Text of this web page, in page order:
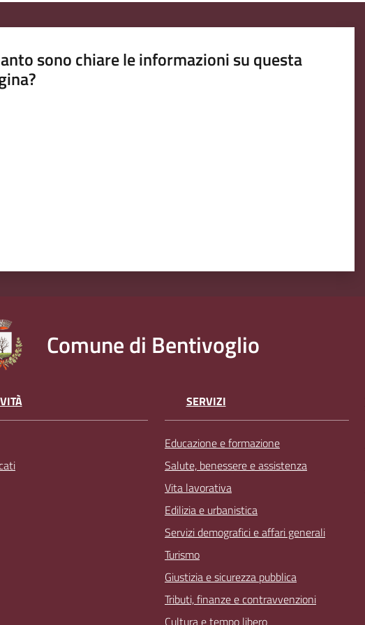
sono chiare le informazioni su questa
Comune di Bentivoglio
SERVIZI
Educazione e formazione
Salute, benessere e assistenza
Vita lavorativa
Edilizia e urbanistica
Servizi demografici e affari generali
Turismo
Giustizia e sicurezza pubblica
Tributi, finanze e contravvenzioni